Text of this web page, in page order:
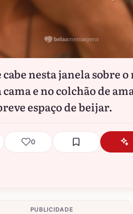
nesta janela sobre
cama e no colchão de
espaço de beijar.
0
PUBLICIDADE